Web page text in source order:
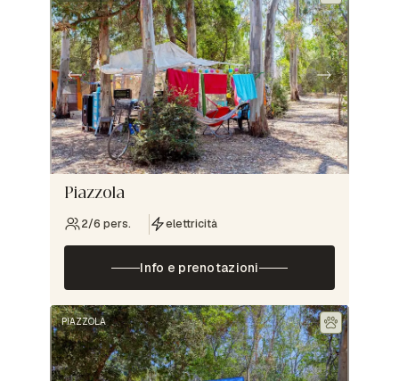
Piazzola
2/6 pers. elettricità
Info e prenotazioni
PIAZZOLA